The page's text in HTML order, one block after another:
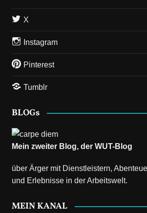
X
Instagram
Pinterest
Tumblr
BLOGs
Mein zweiter Blog, der WUT-Blog
über Ärger mit Dienstleistern,
und Erlebnisse in der Arbeitswelt.
MEIN KANAL